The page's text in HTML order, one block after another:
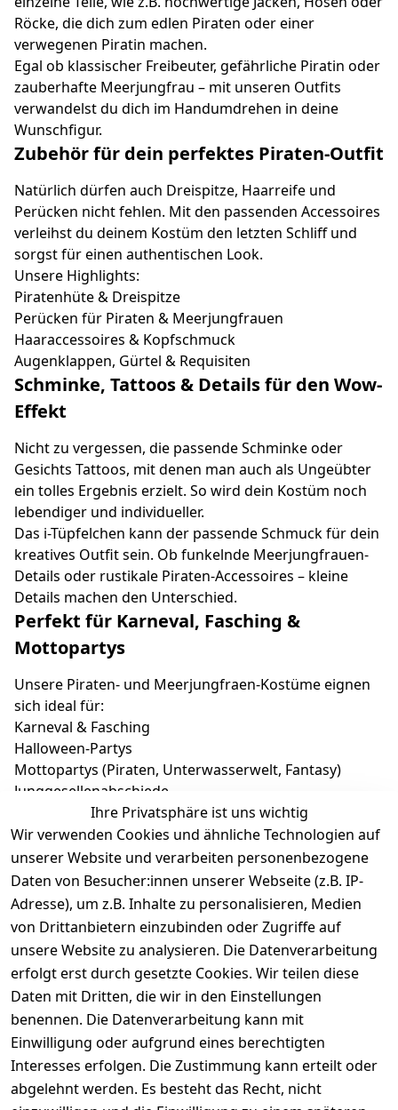
Röcke, die dich zum edlen Piraten oder einer
verwegenen Piratin machen.
Egal ob klassischer Freibeuter, gefährliche Piratin oder
zauberhafte Meerjungfrau – mit unseren Outfits
verwandelst du dich im Handumdrehen in deine
Wunschfigur.
Zubehör für dein perfektes Piraten-Outfit
Natürlich dürfen auch Dreispitze, Haarreife und
Perücken nicht fehlen. Mit den passenden Accessoires
verleihst du deinem Kostüm den letzten Schliff und
sorgst für einen authentischen Look.
Unsere Highlights:
Piratenhüte & Dreispitze
Perücken für Piraten & Meerjungfrauen
Haaraccessoires & Kopfschmuck
Augenklappen, Gürtel & Requisiten
Schminke, Tattoos & Details für den Wow-
Effekt
Nicht zu vergessen, die passende Schminke oder
Gesichts Tattoos, mit denen man auch als Ungeübter
ein tolles Ergebnis erzielt. So wird dein Kostüm noch
lebendiger und individueller.
Das i-Tüpfelchen kann der passende Schmuck für dein
kreatives Outfit sein. Ob funkelnde Meerjungfrauen-
Details oder rustikale Piraten-Accessoires – kleine
Details machen den Unterschied.
Perfekt für Karneval, Fasching &
Mottopartys
Unsere Piraten- und Meerjungfraen-Kostüme eignen
sich ideal für:
Karneval & Fasching
Halloween-Partys
Mottopartys (Piraten, Unterwasserwelt, Fantasy)
Junggesellenabschiede
Jetzt Piratenkostüm oder Meerjungfrau Outfit
entdecken und in eine andere Welt eintauchen!
Ihre Privatsphäre ist uns wichtig
Wir verwenden Cookies und ähnliche Technologien auf
unserer Website und verarbeiten personenbezogene
Daten von Besucher:innen unserer Webseite (z.B. IP-
Adresse), um z.B. Inhalte zu personalisieren, Medien
von Drittanbietern einzubinden oder Zugriffe auf
unsere Website zu analysieren. Die Datenverarbeitung
erfolgt erst durch gesetzte Cookies. Wir teilen diese
Daten mit Dritten, die wir in den Einstellungen
benennen. Die Datenverarbeitung kann mit
Einwilligung oder aufgrund eines berechtigten
Interesses erfolgen. Die Zustimmung kann erteilt oder
abgelehnt werden. Es besteht das Recht, nicht
Rechtliches
Impressum
Datenschutze
rklärung
Services
Registrieren
Zahlung und
Versand
versenden
mit
bequem per